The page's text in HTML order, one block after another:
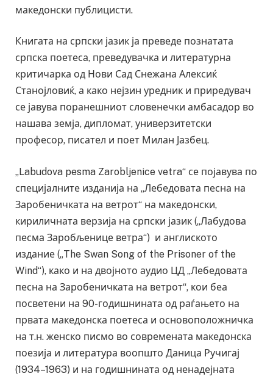
македонски публицисти.
Книгата на српски јазик ја преведе познатата
српска поетеса, преведувачка и литературна
критичарка од Нови Сад Снежана Алексиќ
Станојловиќ, а како нејзин уредник и приредувач
се јавува поранешниот словенечки амбасадор во
нашава земја, дипломат, универзитетски
професор, писател и поет Милан Јазбец.
„Labudova pesma Zarobljenice vetra“ се појавува по
специјалните изданија на „Лебедовата песна на
Заробеничката на ветрот“ на македонски,
кириличната верзија на српски јазик („Лабудова
песма Заробљенице ветра“) и англиското
издание („The Swan Song of the Prisoner of the
Wind“), како и на двојното аудио ЦД „Лебедовата
песна на Заробеничката на ветрот“, кои беа
посветени на 90-годишнината од раѓањето на
првата македонска поетеса и основоположничка
на т.н. женско писмо во современата македонска
поезија и литература воопшто Даница Ручигај
(1934–1963) и на годишнината од ненадејната